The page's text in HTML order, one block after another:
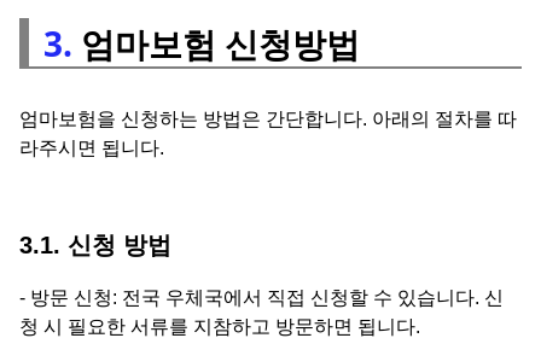
3. 엄마보험 신청방법
엄마보험을 신청하는 방법은 간단합니다. 아래의 절차를 따
라주시면 됩니다.
3.1. 신청 방법
- 방문 신청: 전국 우체국에서 직접 신청할 수 있습니다. 신
청 시 필요한 서류를 지참하고 방문하면 됩니다.